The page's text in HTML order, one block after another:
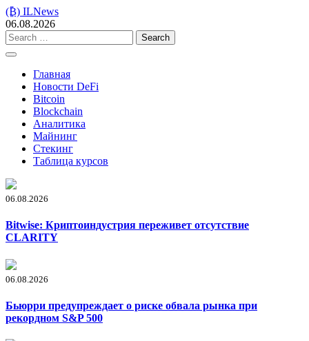
Skip
to
content
(₿) ILNews
06.08.2026
Search
for:
Главная
Новости DeFi
Bitcoin
Blockchain
Аналитика
Майнинг
Стекинг
Таблица курсов
06.08.2026
Bitwise: Криптоиндустрия переживет отсутствие
CLARITY
06.08.2026
Бьюрри предупреждает о риске обвала рынка при
рекордном S&P 500